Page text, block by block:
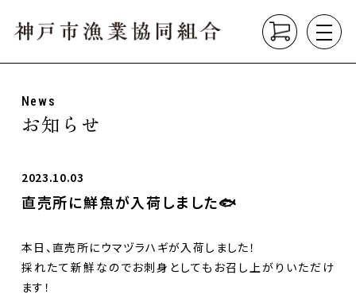
About
Product こだわり商品
Market
直売所
News
お知らせ
2023.10.03
直売所に鮮魚が入荷しました🐟
本日、直売所にウマヅラハギが入荷しました！
採れたて新鮮なのでお刺身としてもお召し上がりいただけ
ます！